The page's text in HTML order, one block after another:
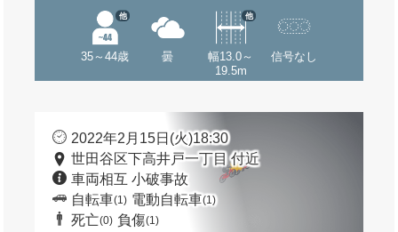
35～44歳
他
曇
幅13.0～
19.5m
他
信号なし
2022年2月15日(火)18:30
世田谷区下高井戸一丁目 付近
車両相互 小破事故
自転車(1) 電動自転車(1)
死亡(0) 負傷(1)